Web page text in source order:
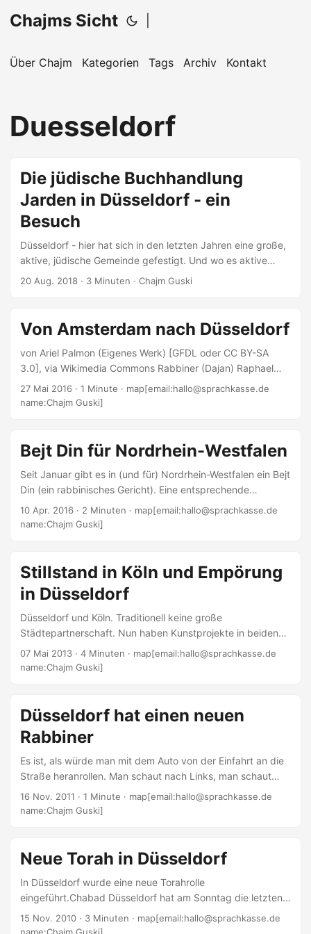
Chajms Sicht
Über Chajm Kategorien Tags Archiv Kontakt
Duesseldorf
Die jüdische Buchhandlung
Jarden in Düsseldorf - ein
Besuch
Düsseldorf - hier hat sich in den letzten Jahren eine große,
aktive, jüdische Gemeinde gefestigt. Und wo es aktive
Jüdinnen und Juden gibt, da muss es zwangsläufig auch
Doniel, der Besitzer, auf einen Knopf drückt und die Tür
freischaltet. Sichtkontrolle. Das wars, leider notwendig. In
der Buchhandlung sitzen zwei jüngere Männer, trinken Tee
aus Pappbechern und fragen, ob man Interesse hätte, am
Minchah teilzunehmen....
20 Aug. 2018 · 3 Minuten · Chajm Guski
Von Amsterdam nach Düsseldorf
von Ariel Palmon (Eigenes Werk) [GFDL oder CC BY-SA
3.0], via Wikimedia Commons Rabbiner (Dajan) Raphael
Evers aus Amsterdam (Jahrgang 1954) war seit 1990
Rabbiner in den Niederlanden und DAS Gesicht der
Düsseldorf. Am Dienstagvormittag unterzeichnete er seinen
Vertrag mit der Jüdischen Gemeinde. Ein Vertreter der
Gemeinde kam dafür nach Amsterdam. Rabbiner Evers
wird ab dem 1....
27 Mai 2016 · 1 Minute · map[email:hallo@sprachkasse.de
name:Chajm Guski]
Bejt Din für Nordrhein-Westfalen
Seit Januar gibt es in (und für) Nordrhein-Westfalen ein Bejt
Din (ein rabbinisches Gericht). Eine entsprechende
Mitteilung wurde heute (10. April 2016) veröffentlicht.
Allerdings ist dieses Bejt Din kein Bejt Din von Gemeinden
ist Rabbiner Chaim Barkahn, der in Düsseldorf Chabad
aufgebaut hat. Derzeit dürfte er der dienstälteste Rabbiner
in Düsseldorf sein. Seine Kollegen aus der Jüdischen
Gemeinde Düsseldorf wechselten in den letzten Jahre
einige Male....
10 Apr. 2016 · 2 Minuten · map[email:hallo@sprachkasse.de
name:Chajm Guski]
Stillstand in Köln und Empörung
in Düsseldorf
Düsseldorf und Köln. Traditionell keine große
Städtepartnerschaft. Nun haben Kunstprojekte in beiden
Städten mit Schoah zu tun. Zum Teil gelungen, zum Teil
weniger gelungen. Der Jom haSchoah  der israelische
Jeder gedenkt der Opfer der Schoah. Selbst wer im Auto
unterwegs ist, steigt kurz aus. Unter anderem in Köln findet
das Festival Impulse statt, eine Theater Biennale, unter dem
Dach des NRW KULTURsekretariats irgendwie....
07 Mai 2013 · 4 Minuten · map[email:hallo@sprachkasse.de
name:Chajm Guski]
Düsseldorf hat einen neuen
Rabbiner
Es ist, als würde man mit dem Auto von der Einfahrt an die
Straße heranrollen. Man schaut nach Links, man schaut
nach Rechts und sieht ein Fahrzeug kommen. Dann wartet
man, bis es vorbeigefahren ist, fährt raus und dann kracht
Modell sich in Düsseldorf durchsetzt und der bereits
vorhandene Rabbiner von Chabad Rabbiner der Stadt
Düsseldorf wird....
16 Nov. 2011 · 1 Minute · map[email:hallo@sprachkasse.de
name:Chajm Guski]
Neue Torah in Düsseldorf
In Düsseldorf wurde eine neue Torahrolle
eingeführt.Chabad Düsseldorf hat am Sonntag die letzten
Buchstaben durch die Spenderfamilie Tugendhaft in die
Torahrolle schreiben lassen und sie dann in das Chabad-
15 Nov. 2010 · 3 Minuten · map[email:hallo@sprachkasse.de